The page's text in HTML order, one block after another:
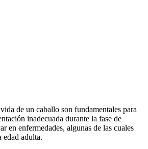
de un caballo son fundamentales para
inadecuada durante la fase de
en enfermedades, algunas de las cuales
edad adulta.